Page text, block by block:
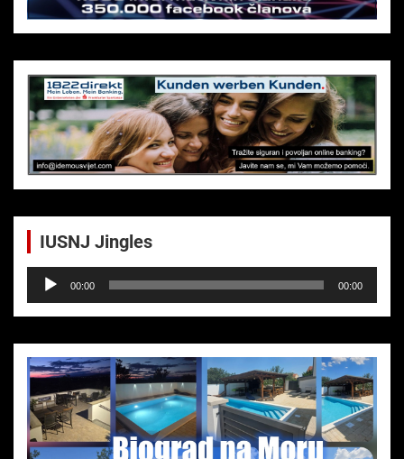
IUSNJ Jingles
Audio-
Player
00:00 00:00